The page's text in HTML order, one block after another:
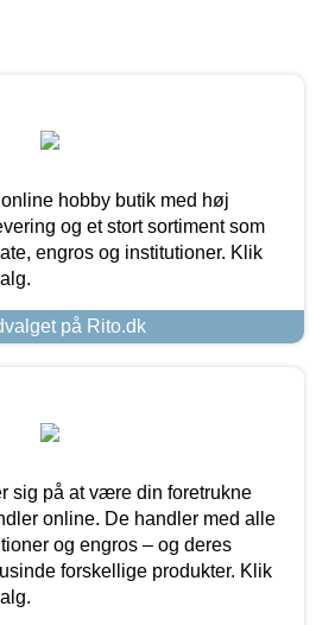
hobby butik med høj
og et stort sortiment som
engros og institutioner. Klik
på Rito.dk
sig på at være din foretrukne
online. De handler med alle
og engros – og deres
forskellige produkter. Klik